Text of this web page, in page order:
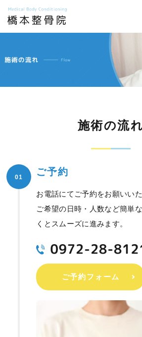
施術の流
01 ご予約
お電話にてご予約をお願いいた
ご希望の日時・人数など簡単
くとスムーズに進みます。
ご予約フォーム